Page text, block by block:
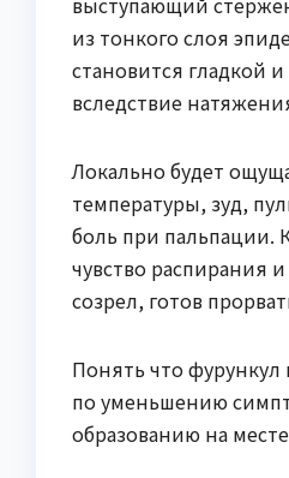
из тонкого слоя
становится гладкой
вследствие
Локально будет
температуры, зуд,
боль при пальпации.
чувство распирания
созрел, готов
Понять что
по уменьшению
образованию на